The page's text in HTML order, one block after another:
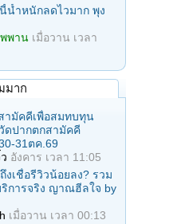
น้ำหนักลดไวมาก พุง
พาน เมื่อวาน เวลา
มาก
ามัคคีเพื่อสมทบทุน
ดปากตกสามัคคี
31ตค.69
อังคาร เวลา 11:05
เชื่อรีวิวน้อยลง? รวม
การจริง ญาณฮีลใจ by
เมื่อวาน เวลา 00:13